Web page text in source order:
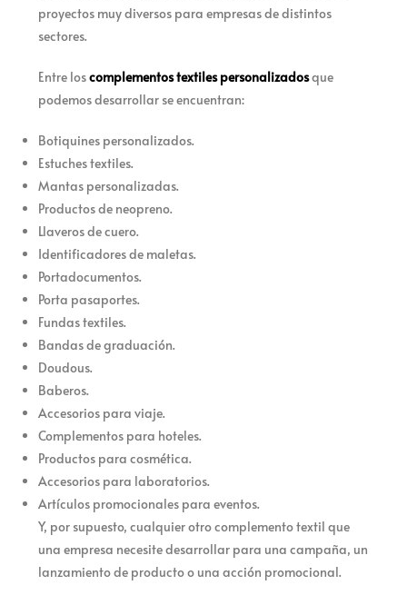
proyectos muy diversos para empresas de distintos
sectores.
Entre loscomplementos textiles personalizadosque
podemos desarrollar se encuentran:
Botiquines personalizados.
Estuches textiles.
Mantas personalizadas.
Productos de neopreno.
Llaveros de cuero.
Identificadores de maletas.
Portadocumentos.
Porta pasaportes.
Fundas textiles.
Bandas de graduación.
Doudous.
Baberos.
Accesorios para viaje.
Complementos para hoteles.
Productos para cosmética.
Accesorios para laboratorios.
Artículos promocionales para eventos.
Y, por supuesto, cualquier otro complemento textil que
una empresa necesite desarrollar para una campaña, un
lanzamiento de producto o una acción promocional.